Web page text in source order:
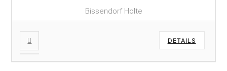
Bissendorf Holte
DETAILS